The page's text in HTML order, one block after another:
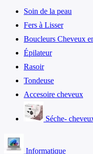
Soin de la peau
Fers à Lisser
Boucleurs Cheveux
Épilateur
Rasoir
Tondeuse
Accesoire cheveux
Séche-
Informatique